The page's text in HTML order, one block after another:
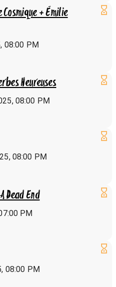
Cosmique + Émilie
08:00 PM
Heureuses
08:00 PM
08:00 PM
Dead End
PM
08:00 PM